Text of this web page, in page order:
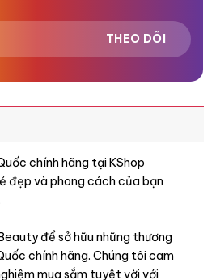
chính hãng tại KShop
đẹp và phong cách của bạn
để sở hữu những thương
chính hãng. Chúng tôi cam
mua sắm tuyệt vời với